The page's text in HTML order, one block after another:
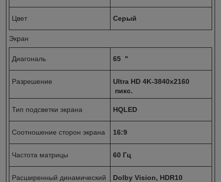
Цвет Серый
Экран
Диагональ 65 "
Разрешение
Ultra HD 4K-3840x2160
пикс.
Тип подсветки экрана HQLED
Соотношение сторон экрана 16:9
Частота матрицы 60 Гц
Расширенный динамический
Dolby Vision, HDR10